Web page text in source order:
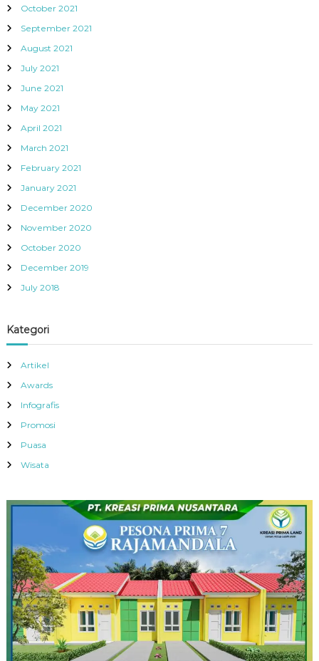
October 2021
September 2021
August 2021
July 2021
June 2021
May 2021
April 2021
March 2021
February 2021
January 2021
December 2020
November 2020
October 2020
December 2019
July 2018
Kategori
Artikel
Awards
Infografis
Promosi
Puasa
Wisata